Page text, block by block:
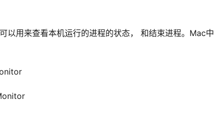
以用来查看本机运行的进程的状态， 和结束进程。Mac中